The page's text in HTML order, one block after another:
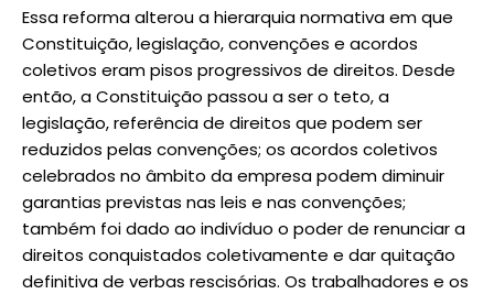
Essa reforma alterou a hierarquia normativa em que
Constituição, legislação, convenções e acordos
coletivos eram pisos progressivos de direitos. Desde
então, a Constituição passou a ser o teto, a
legislação, referência de direitos que podem ser
reduzidos pelas convenções; os acordos coletivos
celebrados no âmbito da empresa podem diminuir
garantias previstas nas leis e nas convenções;
também foi dado ao indivíduo o poder de renunciar a
direitos conquistados coletivamente e dar quitação
definitiva de verbas rescisórias. Os trabalhadores e os